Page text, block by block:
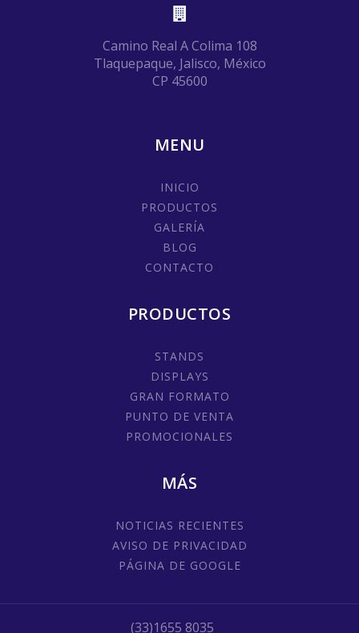
Camino Real A Colima 108
Tlaquepaque, Jalisco, México
CP 45600
MENU
INICIO
PRODUCTOS
GALERÍA
BLOG
CONTACTO
PRODUCTOS
STANDS
DISPLAYS
GRAN FORMATO
PUNTO DE VENTA
PROMOCIONALES
MÁS
NOTICIAS RECIENTES
AVISO DE PRIVACIDAD
PÁGINA DE GOOGLE
(33)1655 8035